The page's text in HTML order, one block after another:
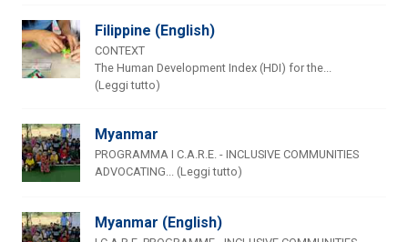
Filippine (English)
CONTEXT
The Human Development Index (HDI) for the...
(Leggi tutto)
Myanmar
PROGRAMMA I C.A.R.E. - INCLUSIVE COMMUNITIES
ADVOCATING... (Leggi tutto)
Myanmar (English)